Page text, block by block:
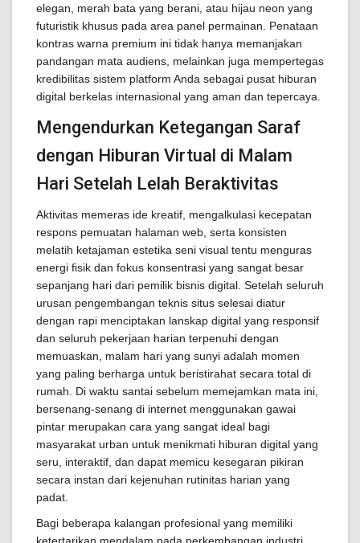
elegan, merah bata yang berani, atau hijau neon yang
futuristik khusus pada area panel permainan. Penataan
kontras warna premium ini tidak hanya memanjakan
pandangan mata audiens, melainkan juga mempertegas
kredibilitas sistem platform Anda sebagai pusat hiburan
digital berkelas internasional yang aman dan tepercaya.
Mengendurkan Ketegangan Saraf
dengan Hiburan Virtual di Malam
Hari Setelah Lelah Beraktivitas
Aktivitas memeras ide kreatif, mengalkulasi kecepatan
respons pemuatan halaman web, serta konsisten
melatih ketajaman estetika seni visual tentu menguras
energi fisik dan fokus konsentrasi yang sangat besar
sepanjang hari dari pemilik bisnis digital. Setelah seluruh
urusan pengembangan teknis situs selesai diatur
dengan rapi menciptakan lanskap digital yang responsif
dan seluruh pekerjaan harian terpenuhi dengan
memuaskan, malam hari yang sunyi adalah momen
yang paling berharga untuk beristirahat secara total di
rumah. Di waktu santai sebelum memejamkan mata ini,
bersenang-senang di internet menggunakan gawai
pintar merupakan cara yang sangat ideal bagi
masyarakat urban untuk menikmati hiburan digital yang
seru, interaktif, dan dapat memicu kesegaran pikiran
secara instan dari kejenuhan rutinitas harian yang
padat.
Bagi beberapa kalangan profesional yang memiliki
ketertarikan mendalam pada perkembangan industri